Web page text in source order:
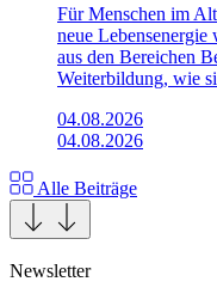
Für Menschen im
neue
aus den Bereichen
Weiterbildung, wie
04.08.2026
04.08.2026
Alle Beiträge
Newsletter